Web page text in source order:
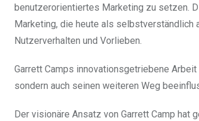
benutzerorientiertes Marketing zu setzen.
Marketing, die heute als selbstverständlich
Nutzerverhalten und Vorlieben.
Garrett Camps innovationsgetriebene
sondern auch seinen weiteren Weg
Der visionäre Ansatz von Garrett Camp hat